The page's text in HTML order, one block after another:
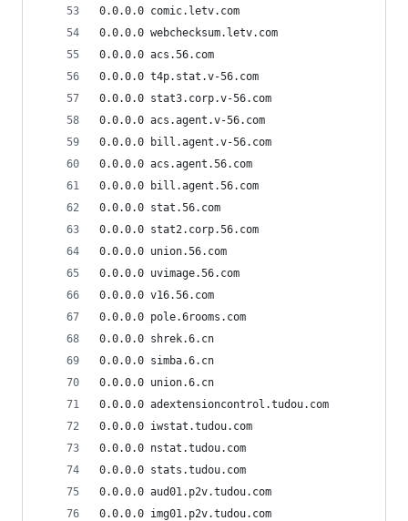
0.0.0.0 comic.letv.com
0.0.0.0 webchecksum.letv.com
0.0.0.0 acs.56.com
0.0.0.0 t4p.stat.v-56.com
0.0.0.0 stat3.corp.v-56.com
0.0.0.0 acs.agent.v-56.com
0.0.0.0 bill.agent.v-56.com
0.0.0.0 acs.agent.56.com
0.0.0.0 bill.agent.56.com
0.0.0.0 stat.56.com
0.0.0.0 stat2.corp.56.com
0.0.0.0 union.56.com
0.0.0.0 uvimage.56.com
0.0.0.0 v16.56.com
0.0.0.0 pole.6rooms.com
0.0.0.0 shrek.6.cn
0.0.0.0 simba.6.cn
0.0.0.0 union.6.cn
0.0.0.0 adextensioncontrol.tudou.com
0.0.0.0 iwstat.tudou.com
0.0.0.0 nstat.tudou.com
0.0.0.0 stats.tudou.com
0.0.0.0 aud01.p2v.tudou.com
0.0.0.0 img01.p2v.tudou.com